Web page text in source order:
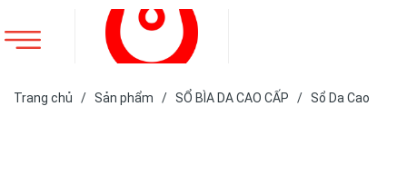
Trang chủ / Sản phẩm / SỔ BÌA DA CAO CẤP / Sổ Da Cao